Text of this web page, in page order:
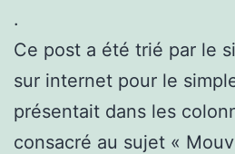
.
Ce post a été trié par le
sur internet pour le
présentait dans les
consacré au sujet «